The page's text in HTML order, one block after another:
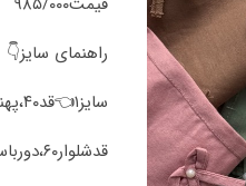
راهنمای سایز👇
سایز۱👈قد۴۰،پهنا۳۱
قد‌شلوار۶۰،دورباسن۷۰